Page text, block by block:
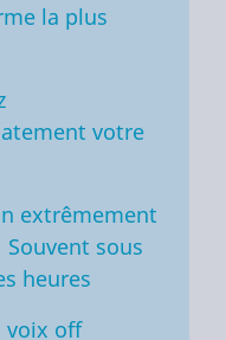
la plus
votre
extrêmement
sous
heures
voix off